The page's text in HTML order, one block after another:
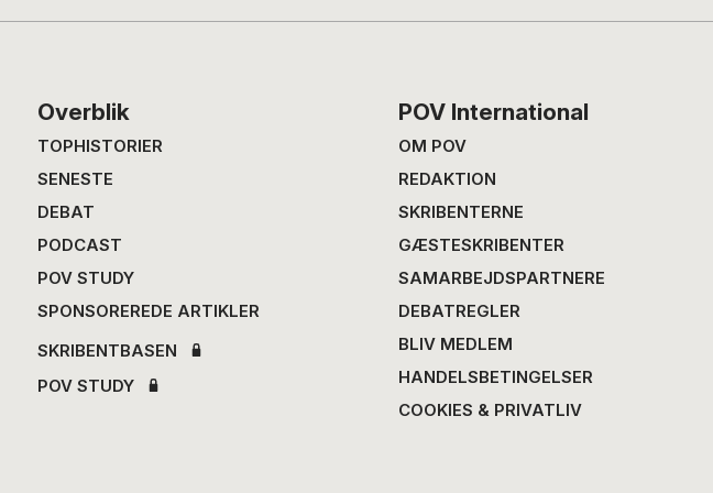
Footer
Overblik
TOPHISTORIER
SENESTE
DEBAT
PODCAST
POV STUDY
SPONSOREREDE ARTIKLER
SKRIBENTBASEN
POV STUDY
POV International
OM POV
REDAKTION
SKRIBENTERNE
GÆSTESKRIBENTER
SAMARBEJDSPARTNERE
DEBATREGLER
BLIV MEDLEM
HANDELSBETINGELSER
COOKIES & PRIVATLIV